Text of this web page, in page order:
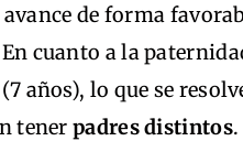
de forma
En cuanto a la
años), lo que se
tenerpadres distintos.